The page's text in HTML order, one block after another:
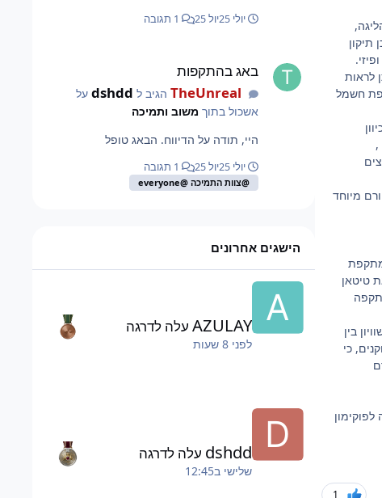
לראות
130כח, ומתקפת חשמל
,
מיוחד
לו מתקפת
את טיטאן
בין
כי
1
יולי 25 יול 25 1 תגובה
באג בהתקפות
TheUnrealהגיב ל dshddעל
אשכול בתוך משוב ותמיכה
היי, תודה על הדיווח. הבאג טופל
יולי 25 יול 25 1 תגובה
@צוות התמיכה @everyone
הישגים אחרונים
AZULAY עלה לדרגה
לפני 8 שעות
dshdd עלה לדרגה
שלישי ב12:45